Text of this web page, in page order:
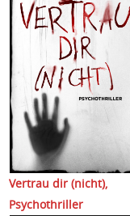
Vertrau dir (nicht),
Psychothriller